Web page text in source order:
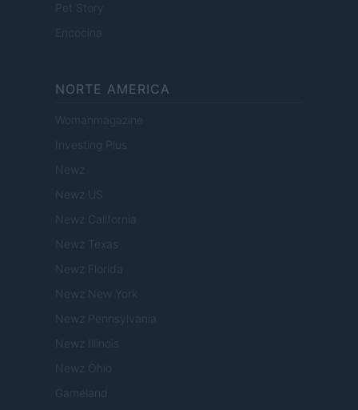
Pet Story
Encocina
NORTE AMERICA
Womanmagazine
Investing Plus
Newz
Newz US
Newz California
Newz Texas
Newz Florida
Newz New York
Newz Pennsylvania
Newz Illinois
Newz Ohio
Gameland